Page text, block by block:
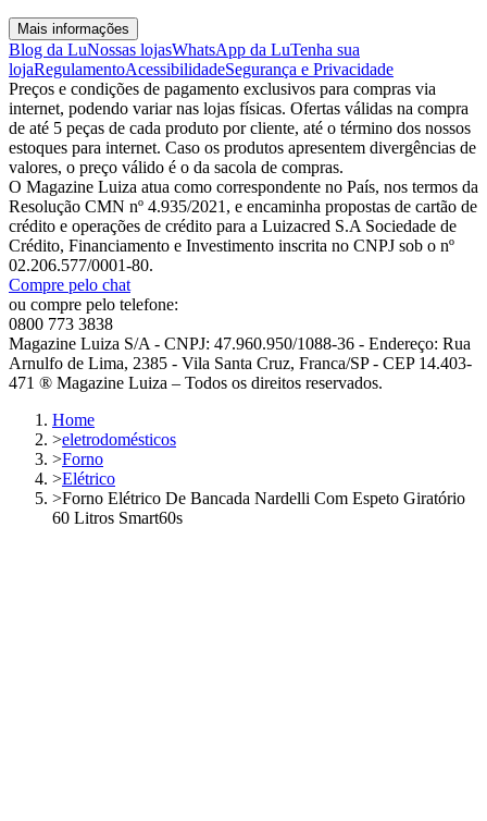
Mais informações
Blog da LuNossas lojasWhatsApp da LuTenha sua
lojaRegulamentoAcessibilidadeSegurança e Privacidade
Preços e condições de pagamento exclusivos para compras via
internet, podendo variar nas lojas físicas. Ofertas válidas na compra
de até 5 peças de cada produto por cliente, até o término dos nossos
estoques para internet. Caso os produtos apresentem divergências de
valores, o preço válido é o da sacola de compras.
O Magazine Luiza atua como correspondente no País, nos termos da
Resolução CMN nº 4.935/2021, e encaminha propostas de cartão de
crédito e operações de crédito para a Luizacred S.A Sociedade de
Crédito, Financiamento e Investimento inscrita no CNPJ sob o nº
02.206.577/0001-80.
Compre pelo chat
ou compre pelo telefone:
0800 773 3838
Magazine Luiza S/A - CNPJ: 47.960.950/1088-36 - Endereço: Rua
Arnulfo de Lima, 2385 - Vila Santa Cruz, Franca/SP - CEP 14.403-
471 ® Magazine Luiza – Todos os direitos reservados.
Home
>eletrodomésticos
>Forno
>Elétrico
>Forno Elétrico De Bancada Nardelli Com Espeto Giratório
60 Litros Smart60s